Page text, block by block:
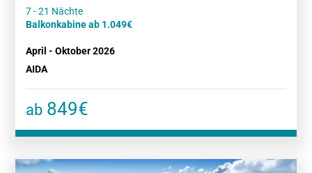
Balkonkabine ab 1.049€
April - Oktober 2026
AIDA
ab 849€